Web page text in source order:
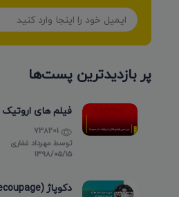
پر بازدیدترین پست‌ها
فیلم های
توسط مهرداد غفاری
۱۳۹۸/۰۵/۱۵
دکوپاژ (Decoupage) و دکوپاژ نویسی فیلم